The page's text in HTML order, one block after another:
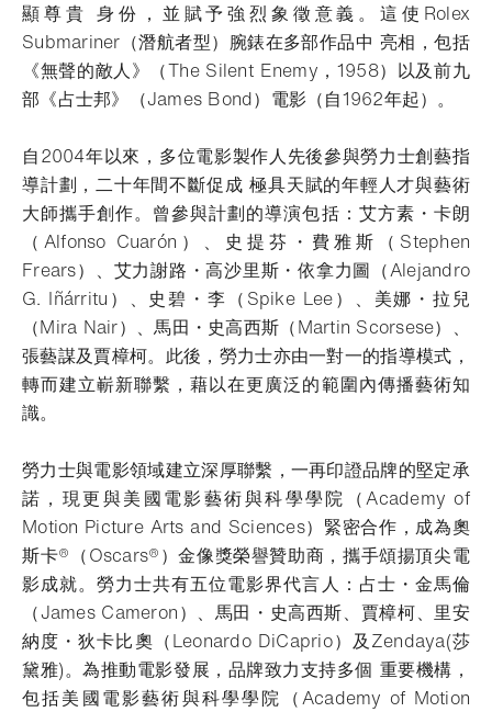
顯尊貴 身份，並賦予強烈象徵意義。這使Rolex
Submariner（潛航者型）腕錶在多部作品中 亮相，包括
《無聲的敵人》（The Silent Enemy，1958）以及前九
部《占士邦》（James Bond）電影（自1962年起）。
自2004年以來，多位電影製作人先後參與勞力士創藝指
導計劃，二十年間不斷促成 極具天賦的年輕人才與藝術
大師攜手創作。曾參與計劃的導演包括：艾方素・卡朗
（Alfonso Cuarón）、史提芬・費雅斯（Stephen
Frears）、艾力謝路・高沙里斯・依拿力圖（Alejandro
G. Iñárritu）、史碧・李（Spike Lee）、美娜・拉兒
（Mira Nair）、馬田・史高西斯（Martin Scorsese）、
張藝謀及賈樟柯。此後，勞力士亦由一對一的指導模式，
轉而建立嶄新聯繫，藉以在更廣泛的範圍內傳播藝術知
識。
勞力士與電影領域建立深厚聯繫，一再印證品牌的堅定承
諾，現更與美國電影藝術與科學學院（Academy of
Motion Picture Arts and Sciences）緊密合作，成為奧
斯卡®（Oscars®）金像獎榮譽贊助商，攜手頌揚頂尖電
影成就。勞力士共有五位電影界代言人：占士・金馬倫
（James Cameron）、馬田・史高西斯、賈樟柯、里安
納度・狄卡比奧（Leonardo DiCaprio）及Zendaya(莎
黛雅)。為推動電影發展，品牌致力支持多個 重要機構，
包括美國電影藝術與科學學院（Academy of Motion